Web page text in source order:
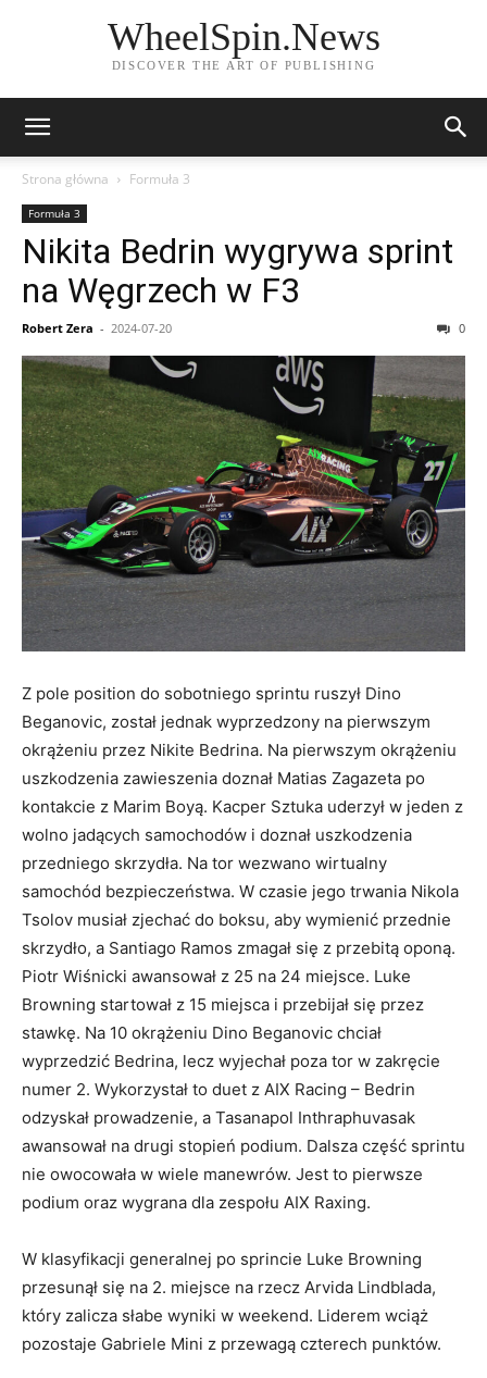
WheelSpin.News
DISCOVER THE ART OF PUBLISHING
Strona główna Formuła 3
Formuła 3
Nikita Bedrin wygrywa sprint
na Węgrzech w F3
Robert Zera - 2024-07-20 0
Z pole position do sobotniego sprintu ruszył Dino
Beganovic, został jednak wyprzedzony na pierwszym
okrążeniu przez Nikite Bedrina. Na pierwszym okrążeniu
uszkodzenia zawieszenia doznał Matias Zagazeta po
kontakcie z Marim Boyą. Kacper Sztuka uderzył w jeden z
wolno jadących samochodów i doznał uszkodzenia
przedniego skrzydła. Na tor wezwano wirtualny
samochód bezpieczeństwa. W czasie jego trwania Nikola
Tsolov musiał zjechać do boksu, aby wymienić przednie
skrzydło, a Santiago Ramos zmagał się z przebitą oponą.
Piotr Wiśnicki awansował z 25 na 24 miejsce. Luke
Browning startował z 15 miejsca i przebijał się przez
stawkę. Na 10 okrążeniu Dino Beganovic chciał
wyprzedzić Bedrina, lecz wyjechał poza tor w zakręcie
numer 2. Wykorzystał to duet z AIX Racing – Bedrin
odzyskał prowadzenie, a Tasanapol Inthraphuvasak
awansował na drugi stopień podium. Dalsza część sprintu
nie owocowała w wiele manewrów. Jest to pierwsze
podium oraz wygrana dla zespołu AIX Raxing.
W klasyfikacji generalnej po sprincie Luke Browning
przesunął się na 2. miejsce na rzecz Arvida Lindblada,
który zalicza słabe wyniki w weekend. Liderem wciąż
pozostaje Gabriele Mini z przewagą czterech punktów.